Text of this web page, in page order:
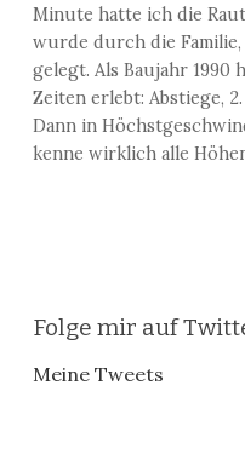
Minute hatte ich die
wurde durch die
gelegt. Als Baujahr 1990
Zeiten erlebt: Abstiege,
Dann in
kenne wirklich alle
Folge mir auf
Meine Tweets